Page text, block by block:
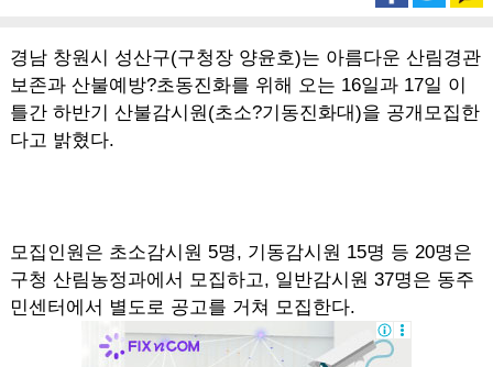
경남 창원시 성산구(구청장 양윤호)는 아름다운 산림경관
보존과 산불예방?초동진화를 위해 오는 16일과 17일 이
틀간 하반기 산불감시원(초소?기동진화대)을 공개모집한
다고 밝혔다.
모집인원은 초소감시원 5명, 기동감시원 15명 등 20명은
구청 산림농정과에서 모집하고, 일반감시원 37명은 동주
민센터에서 별도로 공고를 거쳐 모집한다.